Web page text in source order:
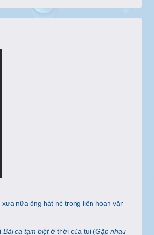
nữa ông hát nó trong liên hoan văn
Bài ca tạm biệtở thời của tui (Gặp nhau